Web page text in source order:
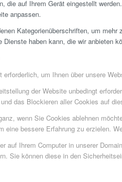
die auf Ihrem Gerät eingestellt
anpassen.
Kategorienüberschriften, um
Dienste haben kann, die wir anbieten
erforderlich, um Ihnen über unsere
der Website unbedingt
das Blockieren aller Cookies auf
wenn Sie Cookies ablehnen
eine bessere Erfahrung zu erzielen.
auf Ihrem Computer in unserer
Sie können diese in den